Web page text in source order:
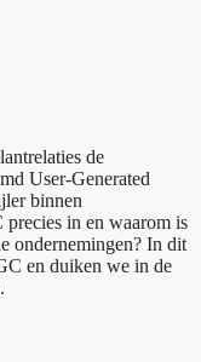
de
User-Generated
binnen
in en waarom is
ondernemingen? In dit
en duiken we in de